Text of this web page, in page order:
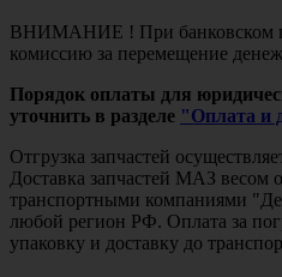
ВНИМАНИЕ ! При банковском
комиссию за перемещение
Порядок оплаты для
уточнить в разделе "Оплата и
Отгрузка запчастей
Доставка запчастей МАЗ весом
транспортными компаниями
любой регион РФ. Оплата за
упаковку и доставку до